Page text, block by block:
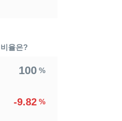
율은?
100 %
-9.82 %